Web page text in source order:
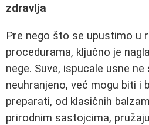
zdravlja
Pre nego što se upustimo u
procedurama, ključno je
nege. Suve, ispucale usne
neuhranjeno, već mogu biti i
preparati, od klasičnih
prirodnim sastojcima,